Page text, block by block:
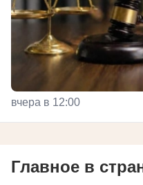
вчера в 12:00
Главное в